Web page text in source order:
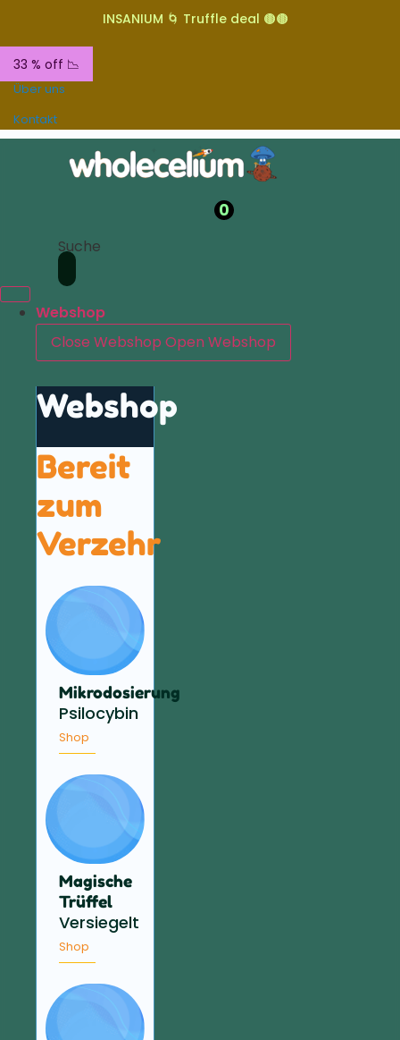
INSANIUM 🌀 Truffle deal 🟤🟤
33 % off 📉
Über uns
Kontakt
0
Suche
Webshop
Close Webshop Open Webshop
Webshop
Bereit
zum
Verzehr
Mikrodosierung
Psilocybin
Shop
Magische
Trüffel
Versiegelt
Shop